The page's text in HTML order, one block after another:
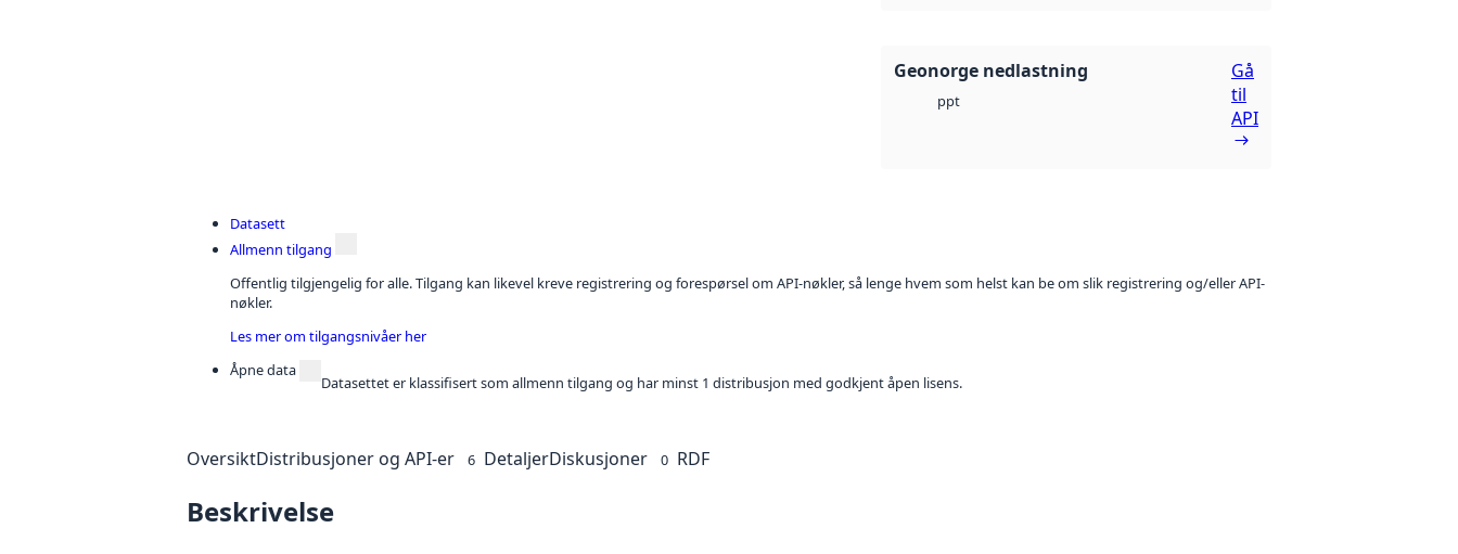
Geonorge nedlastning
ppt
Gå
til
API
Datasett
Allmenn tilgang
Offentlig tilgjengelig for alle. Tilgang kan likevel kreve registrering og forespørsel om API-nøkler, så lenge hvem som helst kan be om slik registrering og/eller API-
nøkler.
Les mer om tilgangsnivåer her
Åpne data
Datasettet er klassifisert som allmenn tilgang og har minst 1 distribusjon med godkjent åpen lisens.
OversiktDistribusjoner og API-er 6 DetaljerDiskusjoner 0 RDF
Beskrivelse